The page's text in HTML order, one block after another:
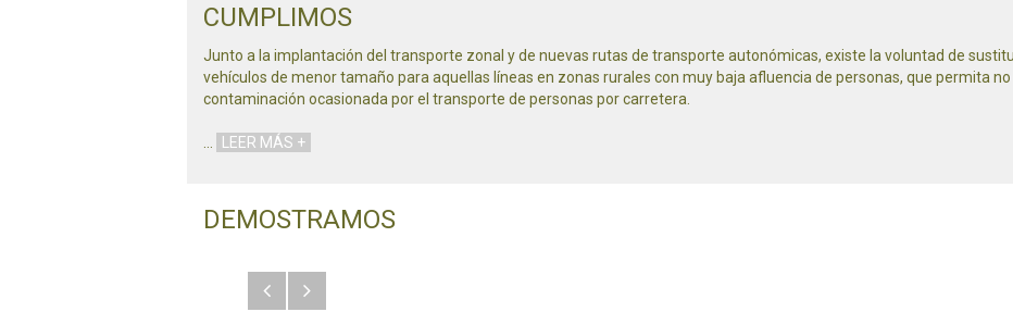
CUMPLIMOS
Junto a la implantación del transporte zonal y de nuevas rutas de transporte autonómicas, existe la voluntad de
vehículos de menor tamaño para aquellas líneas en zonas rurales con muy baja afluencia de personas, que permita
contaminación ocasionada por el transporte de personas por carretera.
LEER MÁS +
DEMOSTRAMOS
AnteriorSiguiente